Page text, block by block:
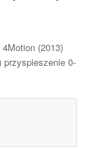
(2013)
przyspieszenie 0-